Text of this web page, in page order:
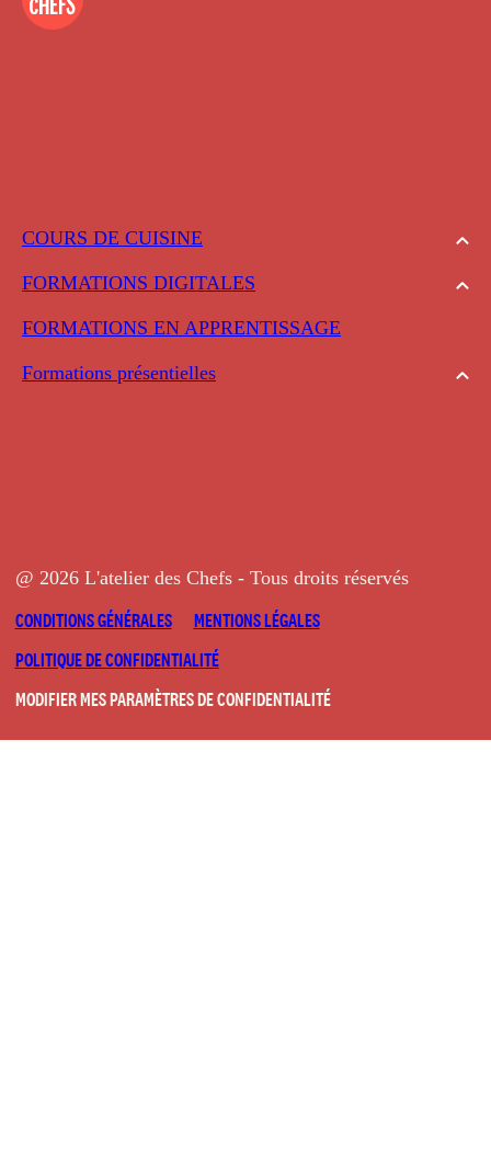
COURS DE CUISINE
FORMATIONS DIGITALES
FORMATIONS EN APPRENTISSAGE
Formations présentielles
@ 2026 L'atelier des Chefs - Tous droits réservés
CONDITIONS GÉNÉRALES
MENTIONS LÉGALES
POLITIQUE DE CONFIDENTIALITÉ
MODIFIER MES PARAMÈTRES DE CONFIDENTIALITÉ